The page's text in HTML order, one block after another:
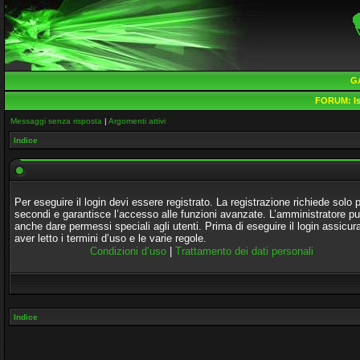
FORUM:
Messaggi senza risposta | Argomenti attivi
Indice
Per eseguire il login devi essere registrato. La registrazione richiede solo
secondi e garantisce l’accesso alle funzioni avanzate. L’amministratore
anche dare permessi speciali agli utenti. Prima di eseguire il login
aver letto i termini d’uso e le varie regole.
Condizioni d’uso
Trattamento dei dati personali
Indice